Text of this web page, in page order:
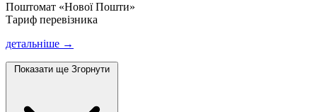
Поштомат «Нової Пошти»
Тариф перевізника
детальніше →
Показати ще Згорнути